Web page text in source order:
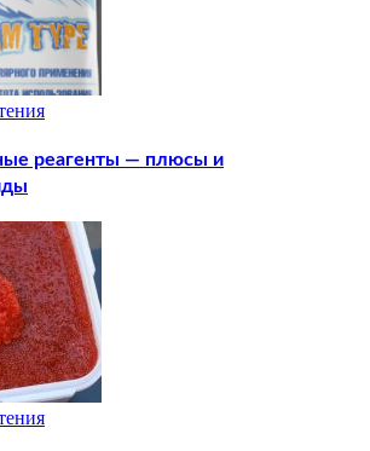
реагенты — плюсы и